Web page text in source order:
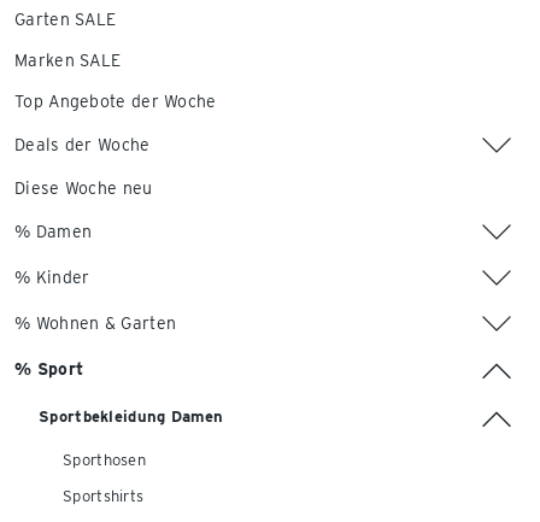
Garten SALE
Marken SALE
Top Angebote der Woche
Deals der Woche
Diese Woche neu
% Damen
% Kinder
% Wohnen & Garten
% Sport
Sportbekleidung Damen
Sporthosen
Sportshirts